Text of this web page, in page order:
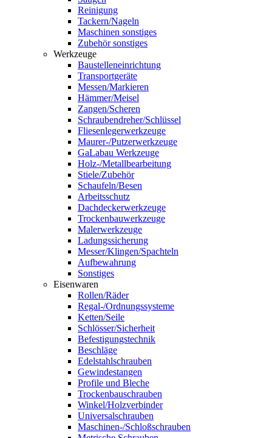
Reinigung
Tackern/Nageln
Maschinen sonstiges
Zubehör sonstiges
Werkzeuge
Baustelleneinrichtung
Transportgeräte
Messen/Markieren
Hämmer/Meisel
Zangen/Scheren
Schraubendreher/Schlüssel
Fliesenlegerwerkzeuge
Maurer-/Putzerwerkzeuge
GaLabau Werkzeuge
Holz-/Metallbearbeitung
Stiele/Zubehör
Schaufeln/Besen
Arbeitsschutz
Dachdeckerwerkzeuge
Trockenbauwerkzeuge
Malerwerkzeuge
Ladungssicherung
Messer/Klingen/Spachteln
Aufbewahrung
Sonstiges
Eisenwaren
Rollen/Räder
Regal-/Ordnungssysteme
Ketten/Seile
Schlösser/Sicherheit
Befestigungstechnik
Beschläge
Edelstahlschrauben
Gewindestangen
Profile und Bleche
Trockenbauschrauben
Winkel/Holzverbinder
Universalschrauben
Maschinen-/Schloßschrauben